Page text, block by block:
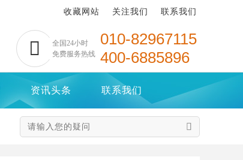

全国24小时
免费服务热线
010-82967115
400-6885896
收藏网站 关注我们 联系我们
资讯头条 联系我们
